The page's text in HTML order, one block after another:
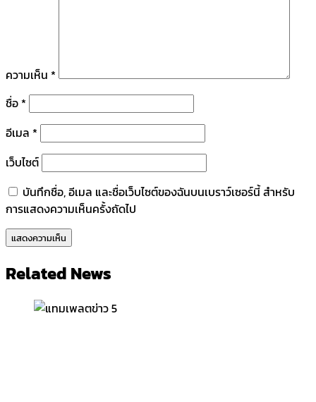
ความเห็น *
ชื่อ *
อีเมล *
เว็บไซต์
บันทึกชื่อ, อีเมล และชื่อเว็บไซต์ของฉันบนเบราว์เซอร์นี้ สำหรับ
การแสดงความเห็นครั้งถัดไป
Related News